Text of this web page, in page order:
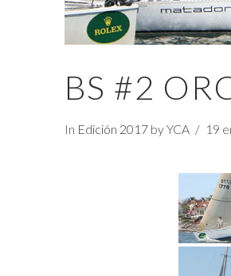
BS #2
In Edición 2017by YCA 19